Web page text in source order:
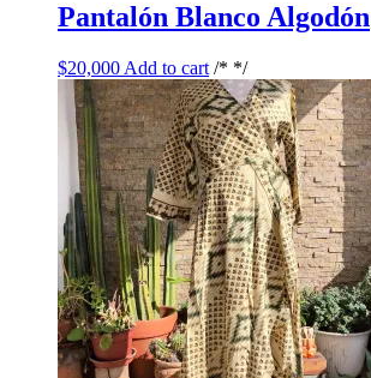
Pantalón Blanco Algodón
$20,000 Add to cart /* */